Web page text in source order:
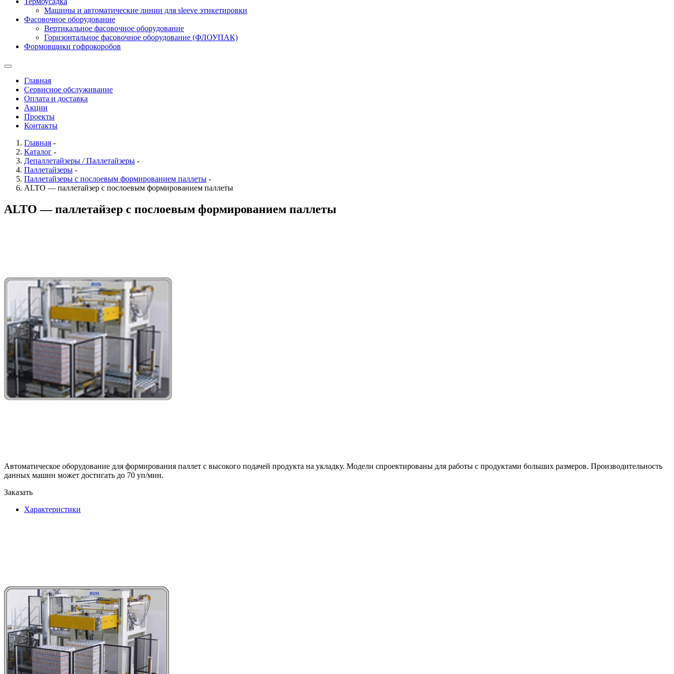
Машины и автоматические линии для sleeve этикетировки
Фасовочное оборудование
Вертикальное фасовочное оборудование
Горизонтальное фасовочное оборудование (ФЛОУПАК)
Формовщики гофрокоробов
Главная
Сервисное обслуживание
Оплата и доставка
Акции
Проекты
Контакты
Главная -
Каталог -
Депаллетайзеры / Паллетайзеры -
Паллетайзеры -
Паллетайзеры с послоевым формированием паллеты -
ALTO — паллетайзер с послоевым формированием паллеты
ALTO — паллетайзер с послоевым формированием паллеты
Автоматическое оборудование для формирования паллет с высокого подачей продукта на укладку. Модели спроектированы для работы с продуктами больших размеров. Производительность
данных машин может достигать до 70 уп/мин.
Заказать
Характеристики